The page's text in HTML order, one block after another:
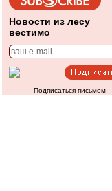
Новости из лесу
вестимо
Подписаться письмом